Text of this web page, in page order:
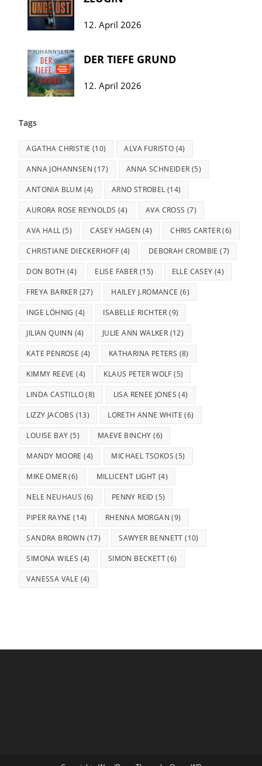
12. April 2026
DER TIEFE GRUND
12. April 2026
Tags
AGATHA CHRISTIE (10) ALVA FURISTO (4)
ANNA JOHANNSEN (17) ANNA SCHNEIDER (5)
ANTONIA BLUM (4) ARNO STROBEL (14)
AURORA ROSE REYNOLDS (4) AVA CROSS (7)
AVA HALL (5) CASEY HAGEN (4) CHRIS CARTER(6)
CHRISTIANE DIECKERHOFF (4) DEBORAH CROMBIE (7)
DON BOTH (4) ELISE FABER (15) ELLE CASEY (4)
FREYA BARKER (27) HAILEY J.ROMANCE (6)
INGE LÖHNIG (4) ISABELLE RICHTER (9)
JILIAN QUINN (4) JULIE ANN WALKER (12)
KATE PENROSE (4) KATHARINA PETERS (8)
KIMMY REEVE (4) KLAUS PETER WOLF (5)
LINDA CASTILLO(8) LISA RENEE JONES (4)
LIZZY JACOBS (13) LORETH ANNE WHITE (6)
LOUISE BAY (5) MAEVE BINCHY (6)
MANDY MOORE (4) MICHAEL TSOKOS (5)
MIKE OMER(6) MILLICENT LIGHT (4)
NELE NEUHAUS (6) PENNY REID (5)
PIPER RAYNE (14) RHENNA MORGAN (9)
SANDRA BROWN (17) SAWYER BENNETT (10)
SIMONA WILES (4) SIMON BECKETT(6)
VANESSA VALE (4)